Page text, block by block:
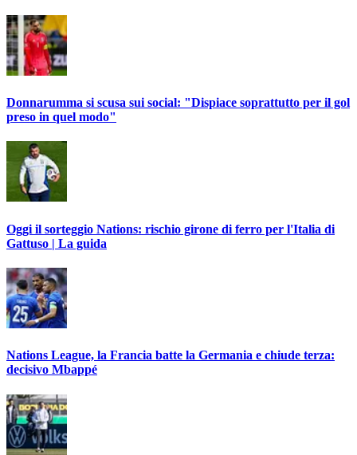
Donnarumma si scusa sui social: "Dispiace soprattutto per il gol
preso in quel modo"
Oggi il sorteggio Nations: rischio girone di ferro per l'Italia di
Gattuso | La guida
Nations League, la Francia batte la Germania e chiude terza:
decisivo Mbappé